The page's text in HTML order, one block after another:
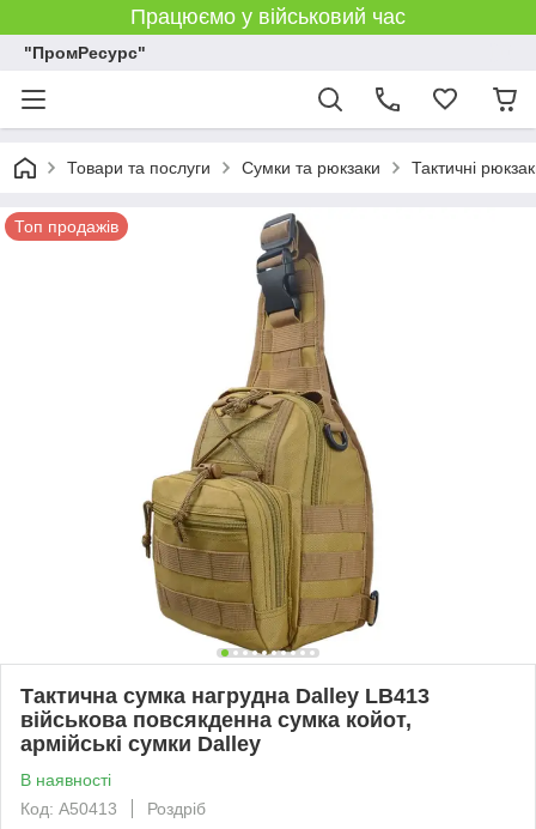
Працюємо у військовий час
"ПромРесурс"
Товари та послуги Сумки та рюкзаки Тактичні
Топ продажів
Тактична сумка нагрудна Dalley LB413
військова повсякденна сумка койот,
армійські сумки Dalley
В наявності
Код: A50413
Роздріб